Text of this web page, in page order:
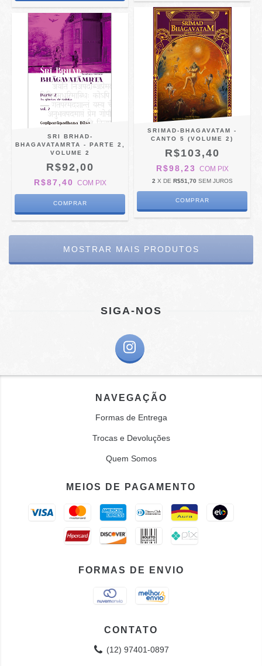
SRI BRHAD-
BHAGAVATAMRTA - PARTE 2,
VOLUME 2
R$92,00
R$87,40 COM PIX
SRIMAD-BHAGAVATAM -
CANTO 5 (VOLUME 2)
R$103,40
R$98,23 COM PIX
2 X DE R$51,70 SEM JUROS
MOSTRAR MAIS PRODUTOS
SIGA-NOS
NAVEGAÇÃO
Formas de Entrega
Trocas e Devoluções
Quem Somos
MEIOS DE PAGAMENTO
FORMAS DE ENVIO
CONTATO
(12) 97401-0897